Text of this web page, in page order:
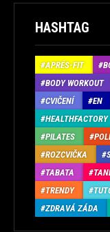
HASHTAG
APRÉS-FIT
BODY WORKOUT
CVIČENÍ
EN
HEALTHFACTORY
PILATES
ROZCVIČKA
TABATA
TRENDY
ZDRAVÁ ZÁDA